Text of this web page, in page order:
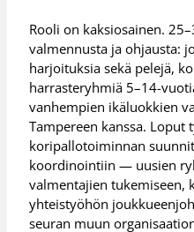
Rooli on kaksiosainen.
valmennusta ja ohjausta:
harjoituksia sekä pelejä,
harrasteryhmiä 5–14-
vanhempien ikäluokkien
Tampereen kanssa. Loput
koripallotoiminnan
koordinointiin — uusien
valmentajien tukemiseen,
yhteistyöhön
seuran muun